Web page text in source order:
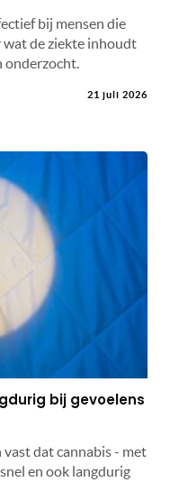
bij mensen die
wat de ziekte inhoudt
onderzocht.
21 juli 2026
bij gevoelens
dat cannabis - met
en ook langdurig